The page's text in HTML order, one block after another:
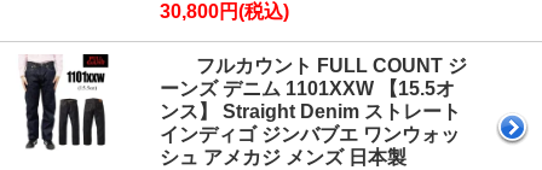
30,800円(税込)
フルカウント FULL COUNT ジ
ーンズ デニム 1101XXW 【15.5オ
ンス】 Straight Denim ストレート
インディゴ ジンバブエ ワンウォッ
シュ アメカジ メンズ 日本製